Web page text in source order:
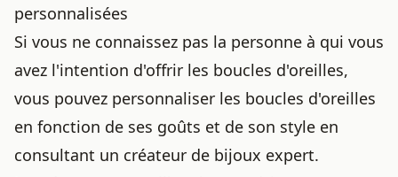
personnalisées
Si vous ne connaissez pas la personne à qui vous
avez l'intention d'offrir les boucles d'oreilles,
vous pouvez personnaliser les boucles d'oreilles
en fonction de ses goûts et de son style en
consultant un créateur de bijoux expert.